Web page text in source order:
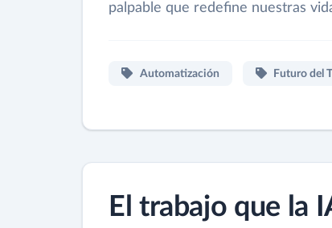
palpable que redefine nuestras
Automatización Futuro del
El trabajo que la